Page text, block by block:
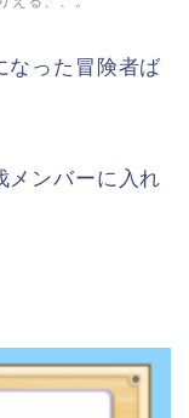
なった冒険者ば
メンバーに入れ